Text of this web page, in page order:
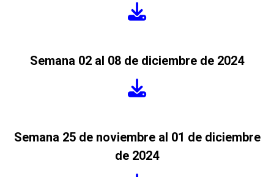
Semana 02 al 08 de diciembre de 2024
Semana 25 de noviembre al 01 de diciembre
de 2024